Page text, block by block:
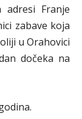
adresi Franje
zabave koja
u Orahovici
dočeka na